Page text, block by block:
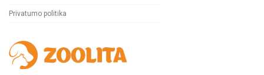
Privatumo politika